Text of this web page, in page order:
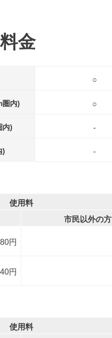
金
○
圏内) ○
内) -
) -
使用料
市民以外の方
円
円
使用料